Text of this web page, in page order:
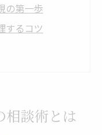
の第一歩
するコツ
相談方法
談窓口活用
選び方とは
相談術とは